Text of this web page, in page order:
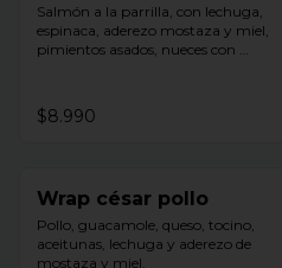
Salmón a la parrilla, con lechuga,
espinaca, aderezo mostaza y miel,
pimientos asados, nueces con
$8.990
Wrap césar pollo
Pollo, guacamole, queso, tocino,
aceitunas, lechuga y aderezo de
mostaza y miel.